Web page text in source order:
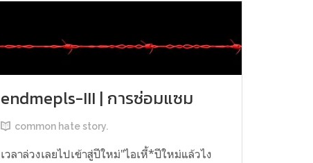
endmepls-III | การซ่อมแซม
common hate story.
เวลาล่วงเลยไปเข้าสู่ปีใหม่"ไอเหี้*ปีใหม่แล้วไง